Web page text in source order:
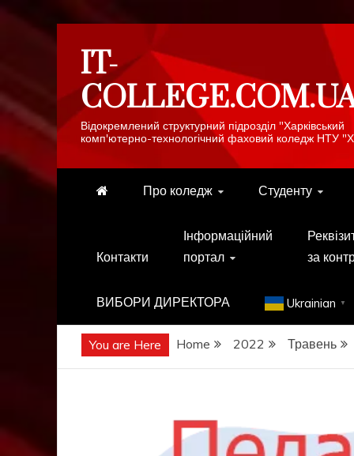
contentIT-
Відокремлений структурний підрозділ "Харківський
комп'ютерно-технологічний фаховий коледж НТУ
Про коледж Студенту
Контакти
Інформаційний
портал
за
ВИБОРИ ДИРЕКТОРА Ukrainian ▼
You are Here Home 2022 Травень